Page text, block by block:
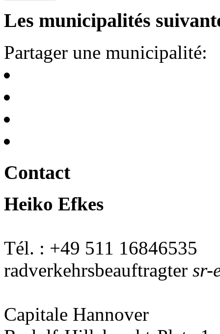
Les municipalités
Partager une municipalité:
Contact
Heiko Efkes
Tél. : +49 511 16846535
radverkehrsbeauftragter sr-
Capitale Hannover